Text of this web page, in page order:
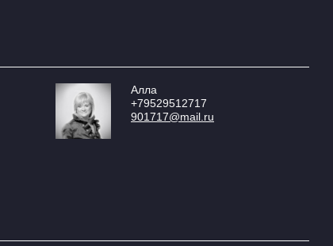
Алла
+79529512717
901717@mail.ru